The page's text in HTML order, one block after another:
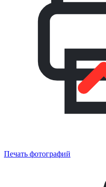
Печать фотографий